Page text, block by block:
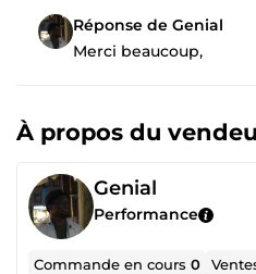
Réponse de Genial
Merci beaucoup,
À propos du
Genial
Performance
Commande en cours0